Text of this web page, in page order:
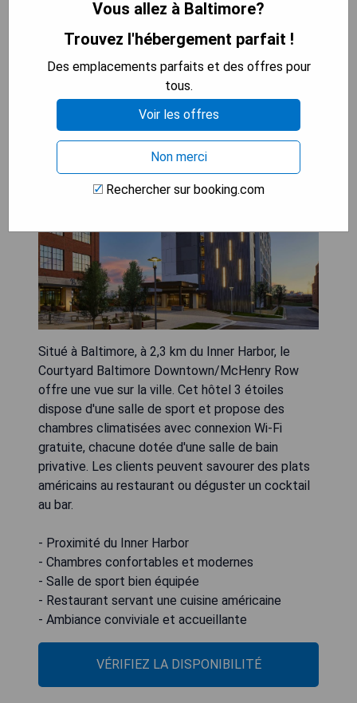
VÉRIFIEZ LA DISPONIBILITÉ
Courtyard Baltimore
Downtown/McHenry Row
Situé à Baltimore, à 2,3 km du Inner Harbor, le
Courtyard Baltimore Downtown/McHenry Row
offre une vue sur la ville. Cet hôtel 3 étoiles
dispose d'une salle de sport et propose des
chambres climatisées avec connexion Wi-Fi
gratuite, chacune dotée d'une salle de bain
privative. Les clients peuvent savourer des plats
américains au restaurant ou déguster un cocktail
au bar.
- Proximité du Inner Harbor
- Chambres confortables et modernes
- Salle de sport bien équipée
- Restaurant servant une cuisine américaine
- Ambiance conviviale et accueillante
VÉRIFIEZ LA DISPONIBILITÉ
Vous allez à Baltimore?
Trouvez l'hébergement parfait !
Des emplacements parfaits et des offres pour
tous.
Voir les offres
Non merci
Rechercher sur booking.com